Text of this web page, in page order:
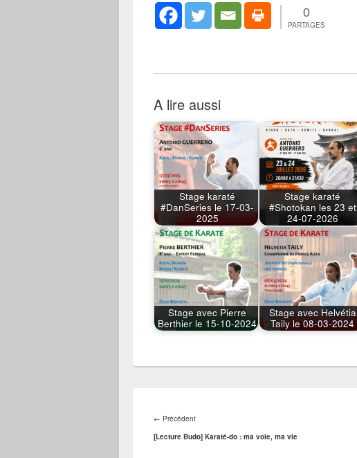
0
PARTAGES
A lire aussi
Stage karaté
#DanSeries le 17-03-
2025
Stage karaté
#Shotokan les 23 et
24-07-2026
Stage avec Pierre
Berthier le 15-10-2024
Stage avec Helvétia
Taily le 08-03-2024
de
l’article
← PrécédentArticle
précédent :
[Lecture Budo] Karaté-do : ma voie, ma vie